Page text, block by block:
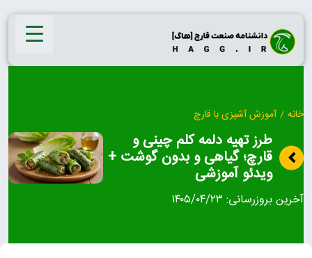
Skip
content
خانه / آموزش آشپزی با قارچ
طرز تهیه دلمه کلم چینی و
قارچ؛ گیاهی و بدون گوشت +
ویدئو آموزشی
آخرین بروزرسانی: ۱۴۰۵/۰۴/۲۳